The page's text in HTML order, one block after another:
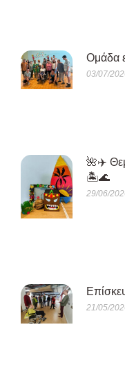
Oμάδα
03/07/
🌺✈️
🏝️🌊
29/06/
21/05/